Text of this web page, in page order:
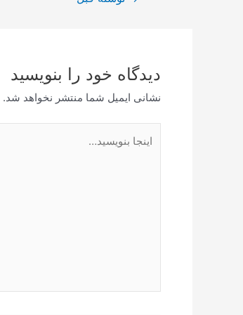
دیدگاه‌ خود را بنویسید
نشانی ایمیل شما منتشر نخواهد شد.
بنویسید…